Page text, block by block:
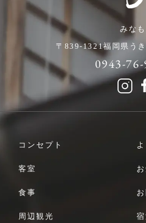
みなも
〒839-1321福岡県う
0943-
コンセプト
客室
食事
周辺観光